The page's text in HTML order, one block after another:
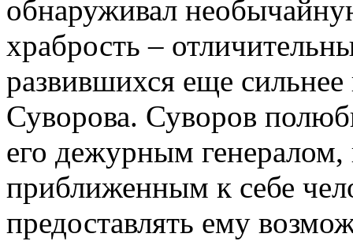
обнаруживал
храбрость –
развившихся еще
Суворова. Суворов
его дежурным генералом,
приближенным к себе
предоставлять ему